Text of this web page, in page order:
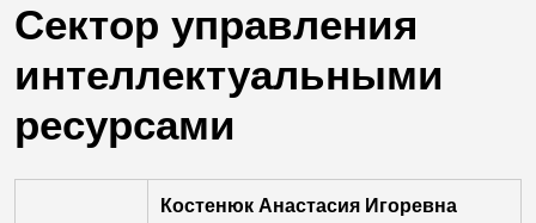
Сектор управления
интеллектуальными
ресурсами
Костенюк Анастасия Игоревна